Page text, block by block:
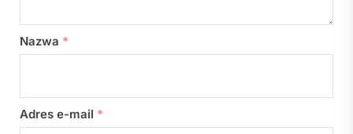
Nazwa *
Adres e-mail *